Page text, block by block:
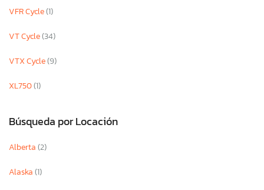
VFR Cycle(1)
VT Cycle(34)
VTX Cycle(9)
XL750(1)
Búsqueda por Locación
Alberta(2)
Alaska(1)